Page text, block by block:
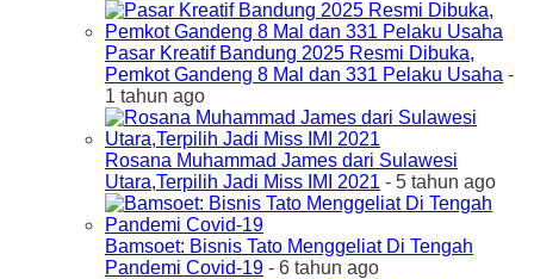
Pasar Kreatif Bandung 2025 Resmi Dibuka,
Pemkot Gandeng 8 Mal dan 331 Pelaku Usaha -
1 tahun ago
Rosana Muhammad James dari Sulawesi
Utara,Terpilih Jadi Miss IMI 2021 - 5 tahun ago
Bamsoet: Bisnis Tato Menggeliat Di Tengah
Pandemi Covid-19 - 6 tahun ago